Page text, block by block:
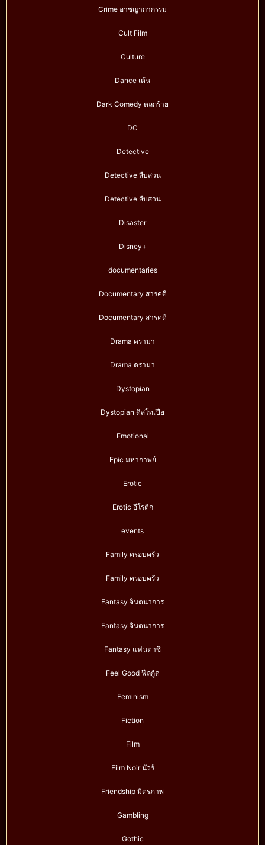
Crime อาชญากากรรม
Cult Film
Culture
Dance เต้น
Dark Comedy ตลกร้าย
DC
Detective
Detective สืบสวน
Detective สืบสวน
Disaster
Disney+
documentaries
Documentary สารคดี
Documentary สารคดี
Drama ดราม่า
Drama ดราม่า
Dystopian
Dystopian ดิสโทเปีย
Emotional
Epic มหากาพย์
Erotic
Erotic อีโรติก
events
Family ครอบครัว
Family ครอบครัว
Fantasy จินตนาการ
Fantasy จินตนาการ
Fantasy แฟนตาซี
Feel Good ฟีลกู้ด
Feminism
Fiction
Film
Film Noir นัวร์
Friendship มิตรภาพ
Gambling
Gothic